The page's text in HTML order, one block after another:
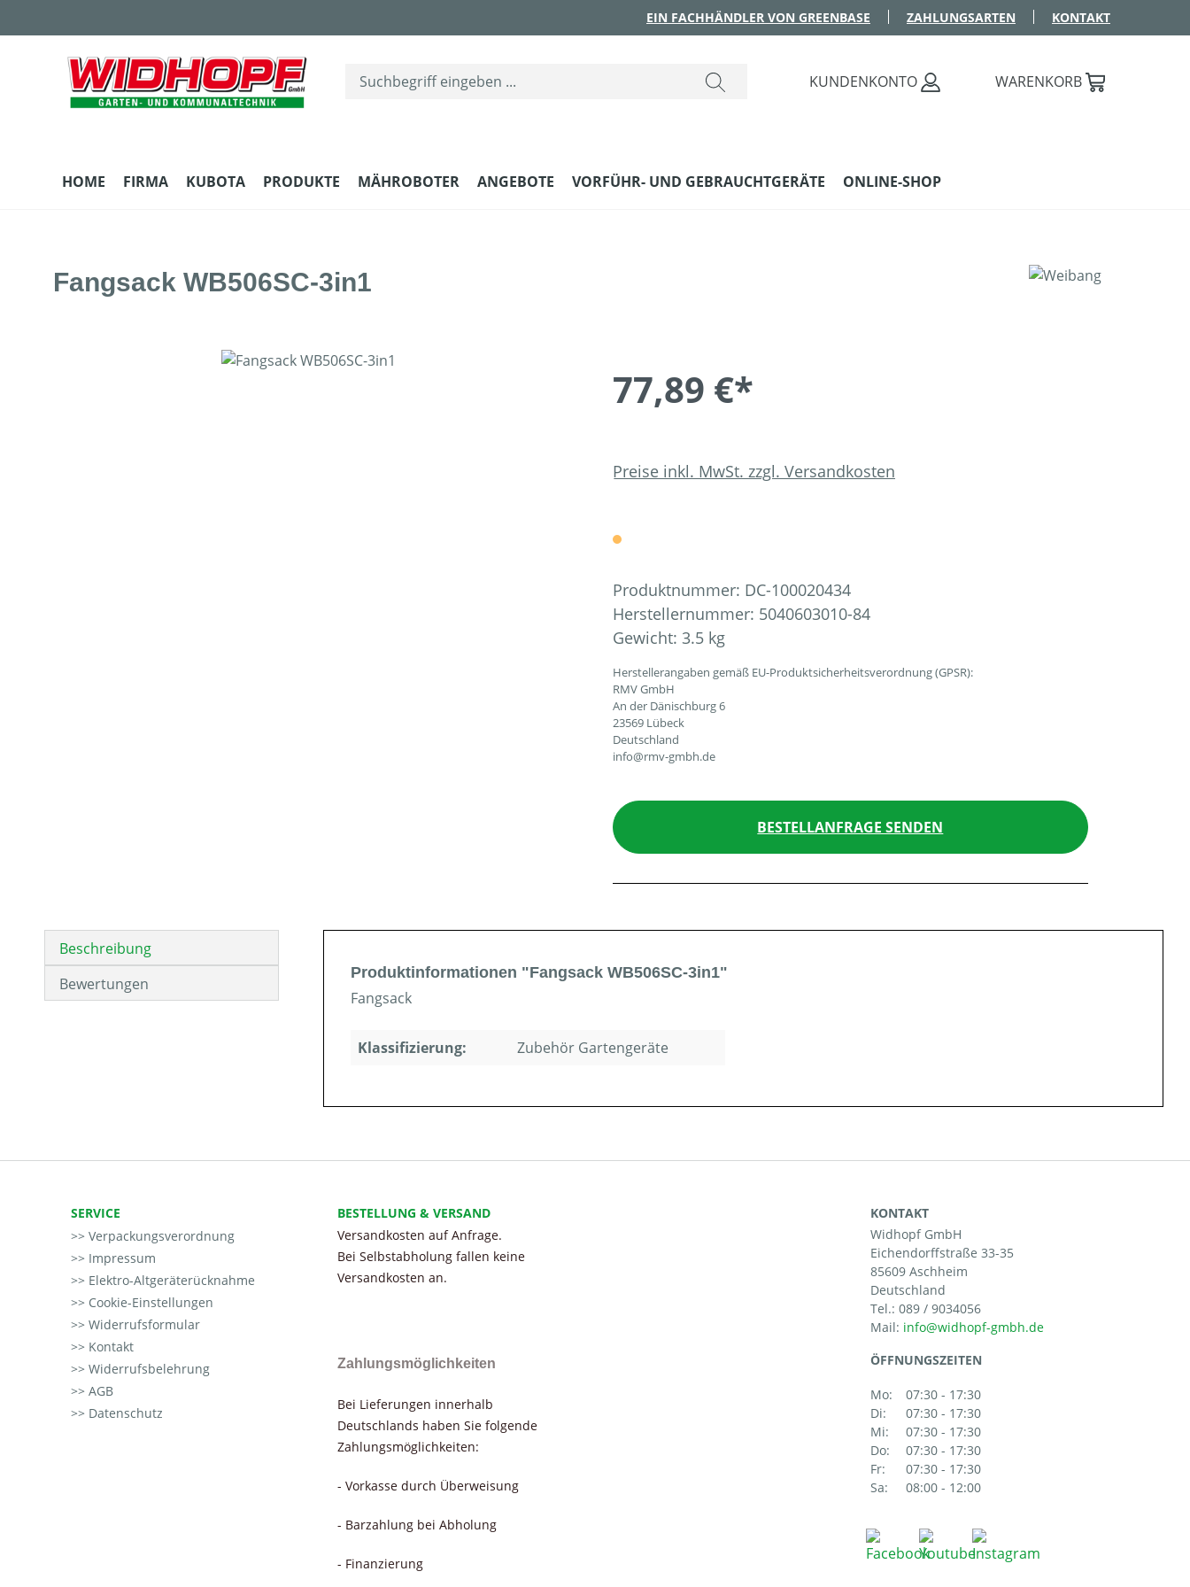
EIN FACHHÄNDLER VON GREENBASE ZAHLUNGSARTEN KONTAKT
KUNDENKONTO WARENKORB
HOME FIRMA KUBOTA PRODUKTE MÄHROBOTER ANGEBOTE VORFÜHR- UND GEBRAUCHTGERÄTE ONLINE-SHOP
Fangsack WB506SC-3in1
77,89 €*
Preise inkl. MwSt. zzgl. Versandkosten
Produktnummer: DC-100020434
Herstellernummer: 5040603010-84
Gewicht: 3.5 kg
Herstellerangaben gemäß EU-Produktsicherheitsverordnung (GPSR):
RMV GmbH
An der Dänischburg 6
23569 Lübeck
Deutschland
info@rmv-gmbh.de
BESTELLANFRAGE SENDEN
Beschreibung
Bewertungen
Produktinformationen "Fangsack WB506SC-3in1"
Fangsack
Klassifizierung: Zubehör Gartengeräte
SERVICE
Verpackungsverordnung
Impressum
Elektro-Altgeräterücknahme
Cookie-Einstellungen
Widerrufsformular
Kontakt
Widerrufsbelehrung
AGB
Datenschutz
BESTELLUNG & VERSAND
Versandkosten auf Anfrage.
Bei Selbstabholung fallen keine
Versandkosten an.
Zahlungsmöglichkeiten
Bei Lieferungen innerhalb
Deutschlands haben Sie folgende
Zahlungsmöglichkeiten:
- Vorkasse durch Überweisung
- Barzahlung bei Abholung
- Finanzierung
KONTAKT
Widhopf GmbH
Eichendorffstraße 33-35
85609 Aschheim
Deutschland
Tel.: 089 / 9034056
Mail:
ÖFFNUNGSZEITEN
Mo:
07:30 - 17:30
Di:
07:30 - 17:30
Mi:
07:30 - 17:30
Do:
07:30 - 17:30
Fr:
07:30 - 17:30
Sa:
08:00 - 12:00